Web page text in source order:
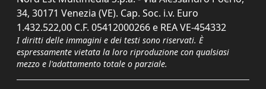
34, 30171 Venezia (VE). Cap. Soc. i.v. Euro
1.432.522,00 C.F. 05412000266 e REA VE-454332
I diritti delle immagini e dei testi sono riservati. È
espressamente vietata la loro riproduzione con qualsiasi
mezzo e l'adattamento totale o parziale.